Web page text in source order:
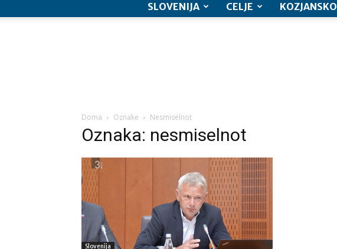
SLOVENIJA CELJE KOZJANSKO
Doma Oznake Nesmiselnot
Oznaka: nesmiselnot
Slovenija